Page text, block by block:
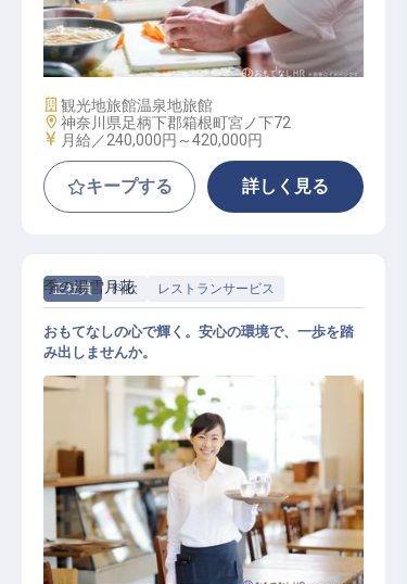
ネージャー）
施設業態
観光地旅館温泉地旅館
勤務地
神奈川県足柄下郡箱根町宮ノ下72
給与
月給／240,000円～420,000円
キープする 詳しく見る
正社員 料飲 レストランサービス
レストランサービス
季の湯雪月花
おもてなしの心で輝く。安心の環境で、一歩を踏
み出しませんか。